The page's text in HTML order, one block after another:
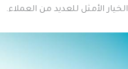
الأمثل للعديد من العملاء.